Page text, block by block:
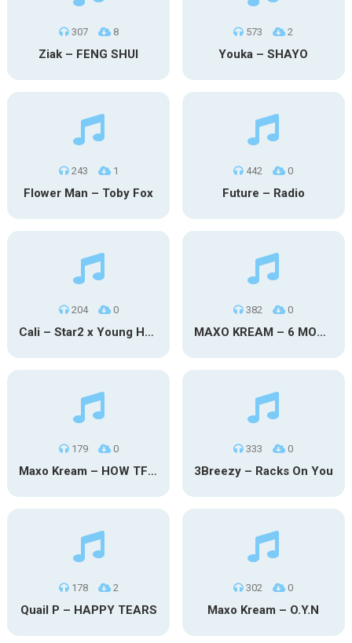
307 8
Ziak – FENG SHUI
573 2
Youka – SHAYO
243 1
Flower Man – Toby Fox
442 0
Future – Radio
204 0
Cali – Star2 x Young Henny
382 0
MAXO KREAM – 6 MONTHS CLEAN
179 0
Maxo Kream – HOW TF I’M LUCKY
333 0
3Breezy – Racks On You
178 2
Quail P – HAPPY TEARS
302 0
Maxo Kream – O.Y.N